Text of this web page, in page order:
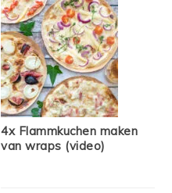
4x Flammkuchen maken
van wraps (video)